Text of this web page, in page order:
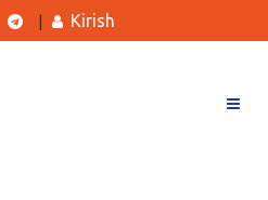
Kirish